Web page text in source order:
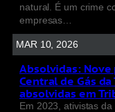
natural. É um crime
empresas…
MAR 10, 2026
Absolvidas: Nove
Central de Gás
absolvidas em
Em 2023, ativistas